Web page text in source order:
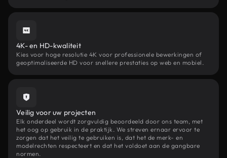
4K- en HD-kwaliteit
Kies voor hoge resolutie 4K voor professionele bewerkingen of
geoptimaliseerde HD voor snellere prestaties op web en mobiel.
Veilig voor uw projecten
Elk onderdeel wordt zorgvuldig beoordeeld door ons team, met
het oog op gebruik in de praktijk. We streven ernaar ervoor te
zorgen dat het veilig te gebruiken is, dat het de merk- en
modelrechten respecteert en dat het voldoet aan de gangbare
normen.